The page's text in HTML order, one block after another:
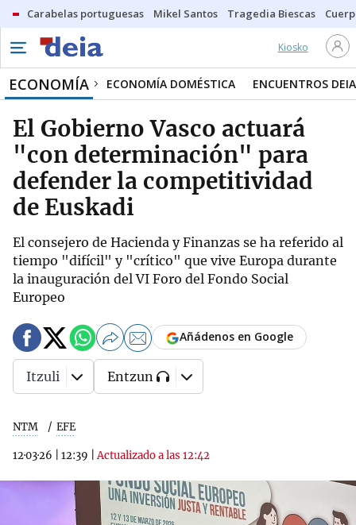
Carabelas portuguesas Mikel Santos Tragedia Biescas
Kiosko
ECONOMÍA ECONOMÍA DOMÉSTICA ENCUENTROS DEIA
El Gobierno Vasco actuará
"con determinación" para
defender la competitividad
de Euskadi
El consejero de Hacienda y Finanzas se ha referido al
tiempo "difícil" y "crítico" que vive Europa durante
la inauguración del VI Foro del Fondo Social
Europeo
NTM EFE
12·03·26 12:39 |Actualizado a las 12:42
Añádenos en Google
Itzuli Entzun